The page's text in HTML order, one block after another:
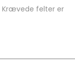
Krævede felter er